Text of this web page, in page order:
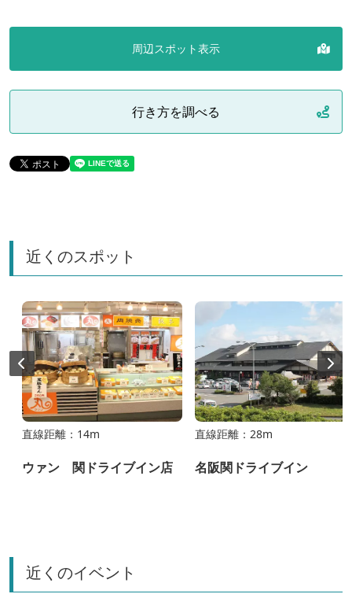
周辺スポット表示
行き方を調べる
近くのスポット
直線距離：14m
ウァン 関ドライブイン店
直線距離：28m
名阪関ドライブイン
近くのイベント